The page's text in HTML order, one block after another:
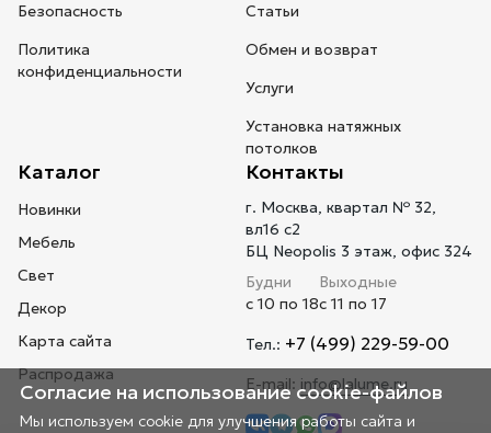
Безопасность
Политика
конфиденциальности
Статьи
Обмен и возврат
Услуги
Установка натяжных
потолков
Каталог
Новинки
Мебель
Свет
Декор
Карта сайта
Распродажа
Контакты
г. Москва, квартал № 32,
вл16 с2
БЦ Neopolis 3 этаж, офис 324
Будни
с 10 по 18
Выходные
с 11 по 17
Тел.: +7 (499) 229-59-00
E-mail: info@lalume.ru
Согласие на использование cookie-файлов
Мы используем cookie для улучшения работы сайта и